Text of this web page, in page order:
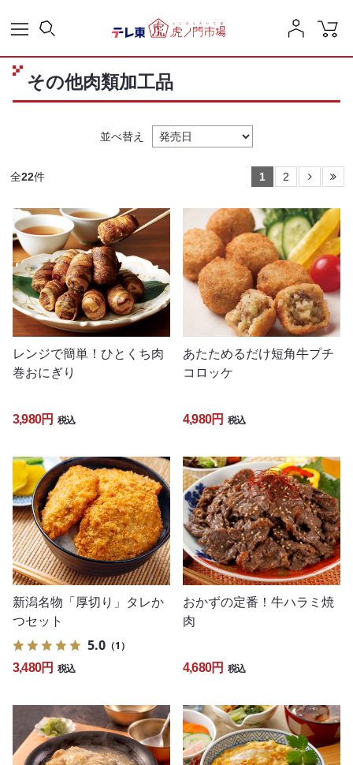
その他肉類加工品
並べ替え
全22件 1 2
レンジで簡単！ひとくち肉
巻おにぎり
3,980円 税込
あたためるだけ短角牛プチ
コロッケ
4,980円 税込
新潟名物「厚切り」タレか
つセット
5.0 （1）
3,480円 税込
おかずの定番！牛ハラミ焼
肉
4,680円 税込